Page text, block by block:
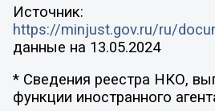
Источник:
https://minjust.gov.ru/ru/
данные на 13.05.2024
* Сведения реестра НКО,
функции иностранного